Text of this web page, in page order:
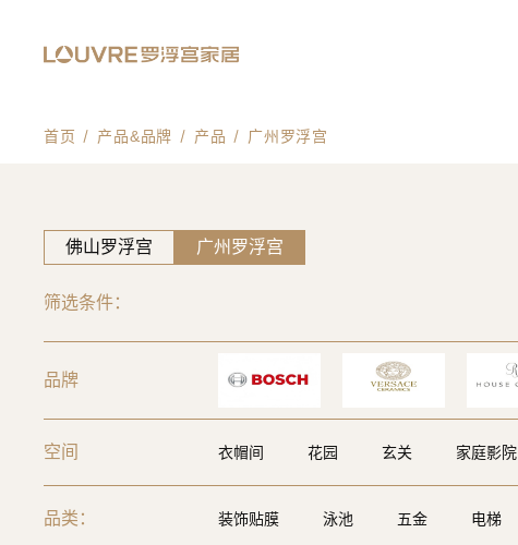
首页 产品&品牌 产品 广州罗浮宫
佛山罗浮宫 广州罗浮宫
筛选条件：
品牌
空间 衣帽间 花园 玄关 家庭影院
品类： 装饰贴膜 泳池 五金 电梯